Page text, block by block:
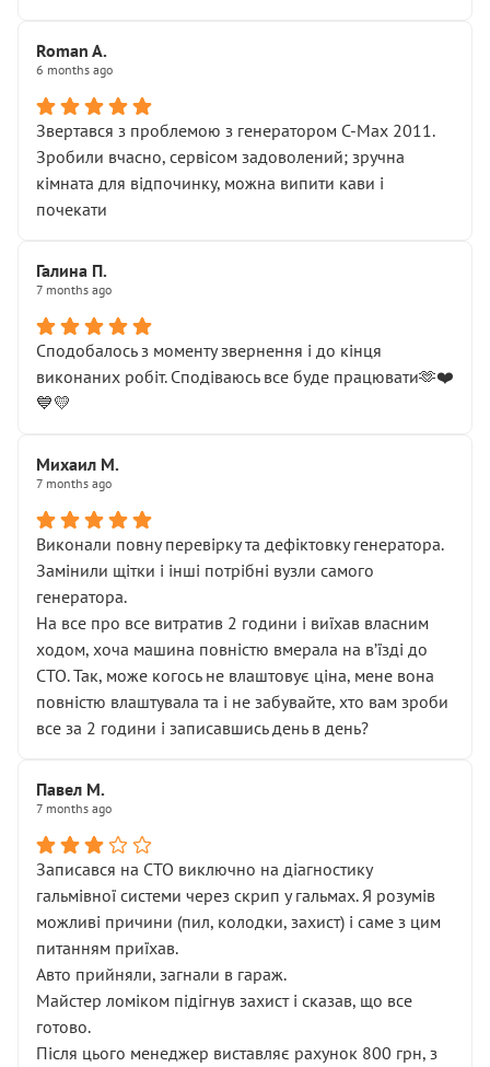
Roman A.
6 months ago
Звертався з проблемою з генератором C-Max 2011.
Зробили вчасно, сервісом задоволений; зручна
кімната для відпочинку, можна випити кави і
почекати
Галина П.
7 months ago
Сподобалось з моменту звернення і до кінця
виконаних робіт. Сподіваюсь все буде працювати🫶❤️
💙💛
Михаил М.
7 months ago
Виконали повну перевірку та дефіктовку генератора.
Замінили щітки і інші потрібні вузли самого
генератора.
На все про все витратив 2 години і виїхав власним
ходом, хоча машина повністю вмерала на вʼїзді до
СТО. Так, може когось не влаштовує ціна, мене вона
повністю влаштувала та і не забувайте, хто вам зроби
все за 2 години і записавшись день в день?
Павел М.
7 months ago
Записався на СТО виключно на діагностику
гальмівної системи через скрип у гальмах. Я розумів
можливі причини (пил, колодки, захист) і саме з цим
питанням приїхав.
Авто прийняли, загнали в гараж.
Майстер ломіком підігнув захист і сказав, що все
готово.
Після цього менеджер виставляє рахунок 800 грн, з